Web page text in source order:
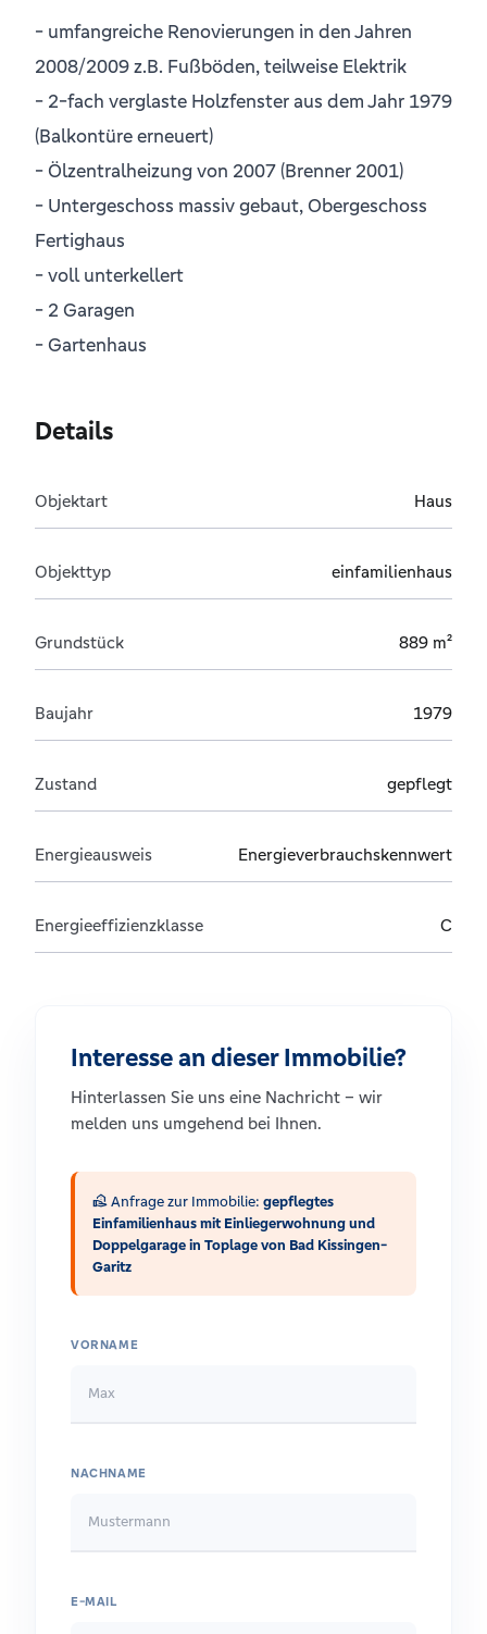
- umfangreiche Renovierungen in den Jahren
2008/2009 z.B. Fußböden, teilweise Elektrik
- 2-fach verglaste Holzfenster aus dem Jahr 1979
(Balkontüre erneuert)
- Ölzentralheizung von 2007 (Brenner 2001)
- Untergeschoss massiv gebaut, Obergeschoss
Fertighaus
- voll unterkellert
- 2 Garagen
- Gartenhaus
Details
Objektart Haus
Objekttyp einfamilienhaus
Grundstück 889 m²
Baujahr 1979
Zustand gepflegt
Energieausweis Energieverbrauchskennwert
Energieeffizienzklasse C
Interesse an dieser Immobilie?
Hinterlassen Sie uns eine Nachricht – wir
melden uns umgehend bei Ihnen.
real_estate_agent Anfrage zur Immobilie: gepflegtes
Einfamilienhaus mit Einliegerwohnung und
Doppelgarage in Toplage von Bad Kissingen-
Garitz
VORNAME
NACHNAME
E-MAIL